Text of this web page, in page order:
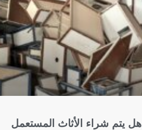
هل يتم شراء الأثاث المستعمل